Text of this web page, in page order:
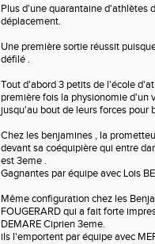
Plus d'une quarantaine d'athlètes
déplacement.
Une première sortie réussit
défilé .
Tout d'abord 3 petits de l'école
première fois la physionomie d'un
jusqu'au bout de leurs forces pour
Chez les benjamines , la
devant sa coéquipière qui entre
est 3eme .
Gagnantes par équipe avec Lois
Même configuration chez les
FOUGERARD qui a fait forte
DEMARE Ciprien 3eme.
ils l'emportent par équipe avec